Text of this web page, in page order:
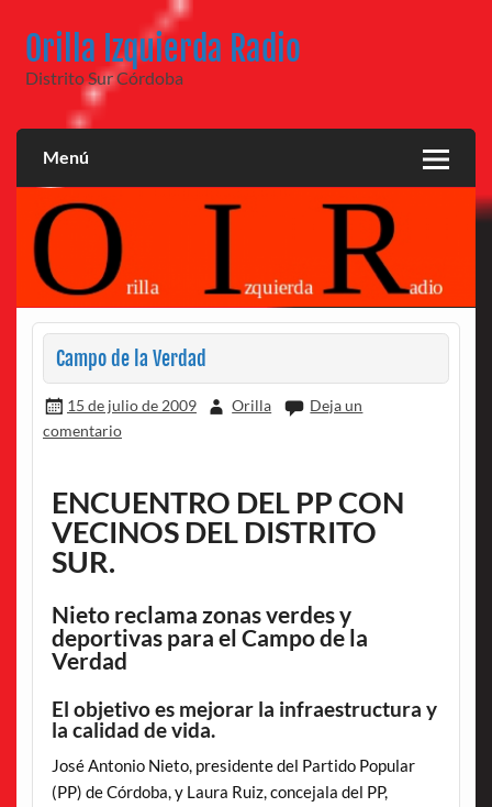
contenido
Orilla Izquierda Radio
Distrito Sur Córdoba
Menú
Campo de la Verdad
15 de julio de 2009 Orilla
Deja un
comentario
ENCUENTRO DEL PP CON
VECINOS DEL DISTRITO
SUR.
Nieto reclama zonas verdes y
deportivas para el Campo de la
Verdad
El objetivo es mejorar la infraestructura y
la calidad de vida.
José Antonio Nieto, presidente del Partido Popular
(PP) de Córdoba, y Laura Ruiz, concejala del PP,